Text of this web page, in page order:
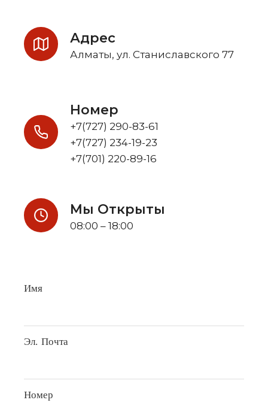
Адрес
Алматы, ул. Станиславского 77
Номер
+7(727) 290-83-61
+7(727) 234-19-23
+7(701) 220-89-16
Мы Открыты
08:00 – 18:00
Имя
Эл. Почта
Номер